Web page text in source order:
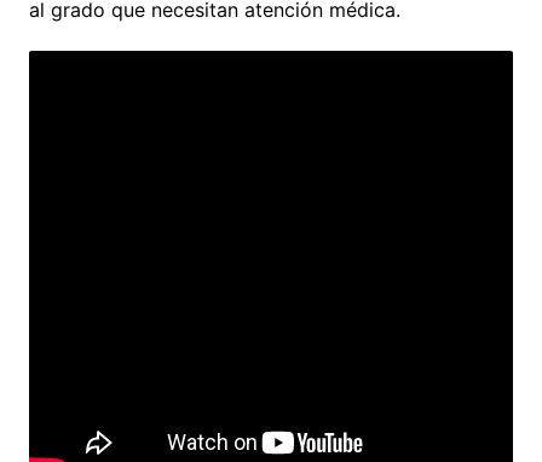
al grado que necesitan atención médica.